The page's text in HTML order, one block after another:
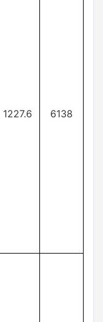
1227.6 6138